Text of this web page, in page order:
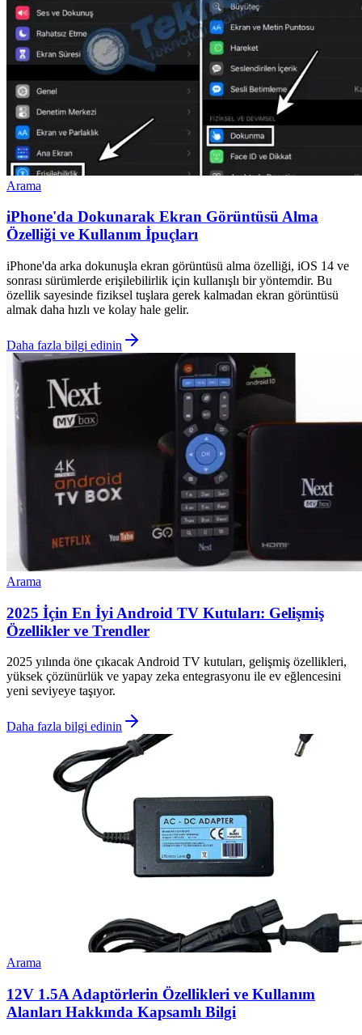
Arama
iPhone'da Dokunarak Ekran Görüntüsü Alma
Özelliği ve Kullanım İpuçları
iPhone'da arka dokunuşla ekran görüntüsü alma özelliği, iOS 14 ve
sonrası sürümlerde erişilebilirlik için kullanışlı bir yöntemdir. Bu
özellik sayesinde fiziksel tuşlara gerek kalmadan ekran görüntüsü
almak daha hızlı ve kolay hale gelir.
Daha fazla bilgi edinin
Arama
2025 İçin En İyi Android TV Kutuları: Gelişmiş
Özellikler ve Trendler
2025 yılında öne çıkacak Android TV kutuları, gelişmiş özellikleri,
yüksek çözünürlük ve yapay zeka entegrasyonu ile ev eğlencesini
yeni seviyeye taşıyor.
Daha fazla bilgi edinin
Arama
12V 1.5A Adaptörlerin Özellikleri ve Kullanım
Alanları Hakkında Kapsamlı Bilgi